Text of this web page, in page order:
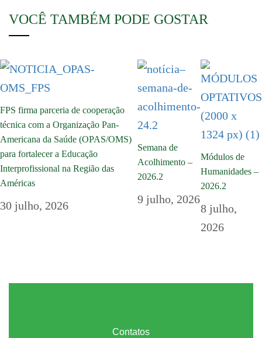
VOCÊ TAMBÉM PODE GOSTAR
FPS firma parceria de cooperação
técnica com a Organização Pan-
Americana da Saúde (OPAS/OMS)
para fortalecer a Educação
Interprofissional na Região das
Américas
30 julho, 2026
Semana de
Acolhimento –
2026.2
9 julho, 2026
Módulos de
Humanidades –
2026.2
8 julho,
2026
Contatos